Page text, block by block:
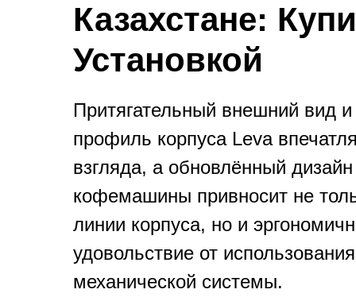
Казахстане:
Установкой
Притягательный внешний вид
профиль корпуса Leva
взгляда, а обновлённый
кофемашины привносит не
линии корпуса, но и
удовольствие от
механической системы.